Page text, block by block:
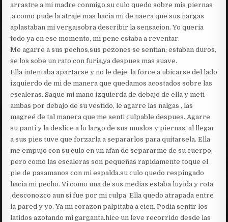
arrastre a mi madre conmigo.su culo quedo sobre mis piernas
,a como pude la atraje mas hacia mi de naera que sus nargas
aplastaban mi verga;sobra describir la sensacion. Yo queria
todo ya en ese momento, mi pene estaba a reventar.
Me agarre a sus pechos,sus pezones se sentian; estaban duros,
se los sobe un rato con furia,ya despues mas suave.
Ella intentaba apartarse y no le deje, la force a ubicarse del lado
izquierdo de mi de manera que quedamos acostados sobre las
escaleras. Saque mi mano izquierda de debajo de ella y meti
ambas por debajo de su vestido, le agarre las nalgas , las
magreé de tal manera que me senti culpable despues. Agarre
su panti y la deslice a lo largo de sus muslos y piernas, al llegar
a sus pies tuve que forzarla a separarlos para quitarsela. Ella
me empujo con su culo en un afan de separarme de su cuerpo,
pero como las escaleras son pequeñas rapidamente toque el
pie de pasamanos con mi espalda.su culo quedo respingado
hacia mi pecho. Vi como una de sus medias estaba luyida y rota
,desconozco aun si fue por mi culpa. Ella quedo atrapada entre
la pared y yo. Ya mi corazon palpitaba a cien. Podia sentir los
latidos azotando mi garganta.hice un leve recorrido desde las